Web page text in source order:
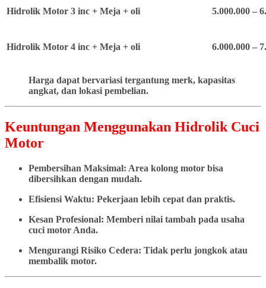
Hidrolik Motor 3 inc + Meja + oli 5.000.000 –
Hidrolik Motor 4 inc + Meja + oli 6.000.000 –
Harga dapat bervariasi tergantung merk, kapasitas
angkat, dan lokasi pembelian.
Keuntungan Menggunakan Hidrolik Cuci
Motor
Pembersihan Maksimal: Area kolong motor bisa
dibersihkan dengan mudah.
Efisiensi Waktu: Pekerjaan lebih cepat dan praktis.
Kesan Profesional: Memberi nilai tambah pada usaha
cuci motor Anda.
Mengurangi Risiko Cedera: Tidak perlu jongkok atau
membalik motor.